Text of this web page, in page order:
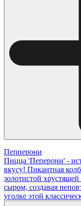
Пепперони
Пицца 'Пеперони' -
вкусу! Пикантная
золотистой
сыром, создавая
уголке этой